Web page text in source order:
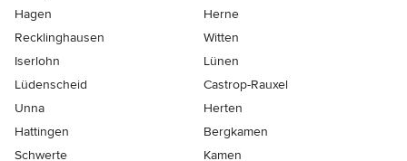
Hagen
Herne
Recklinghausen
Witten
Iserlohn
Lünen
Lüdenscheid
Castrop-Rauxel
Unna
Herten
Hattingen
Bergkamen
Schwerte
Kamen